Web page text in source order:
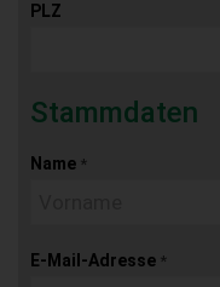
PLZ
Stammdaten
Name *
E-Mail-Adresse *